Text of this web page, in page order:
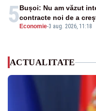
5 Economie-3 aug. 2026, 11:18
Bușoi: Nu am văzut
contracte noi de a
ACTUALITATE